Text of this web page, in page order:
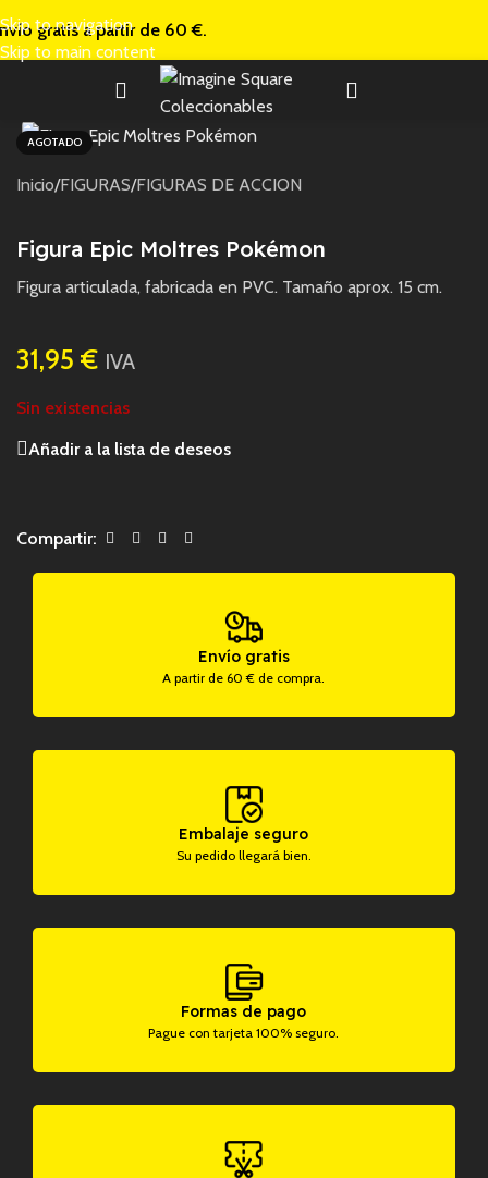
Skip to navigation
Skip to main content
gratis apartir de 60 €.
AGOTADO
Inicio/FIGURAS/FIGURAS DE ACCION
Figura Epic Moltres Pokémon
Figura articulada, fabricada en PVC. Tamaño aprox. 15 cm.
31,95 € IVA
Sin existencias
Añadir a la lista de deseos
Compartir:
Envío gratis
A partir de 60 € de compra.
Embalaje seguro
Su pedido llegará bien.
Formas de pago
Pague con tarjeta 100% seguro.